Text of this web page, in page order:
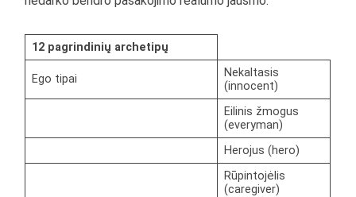
12 pagrindinių archetipų
Ego tipai
Nekaltasis
(innocent)
Eilinis žmogus
(everyman)
Herojus (hero)
Rūpintojėlis
(caregiver)